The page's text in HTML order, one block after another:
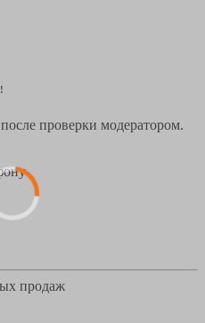
проверки модератором.
продаж